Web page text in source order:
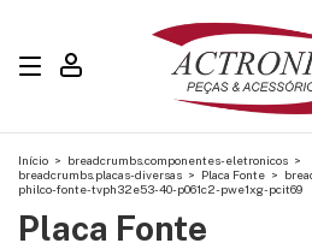
Início > breadcrumbs.componentes-eletronicos >
breadcrumbs.placas-diversas > Placa Fonte >
philco-fonte-tvph32e53-40-p061c2-pwe1xg-pcit69
Placa Fonte